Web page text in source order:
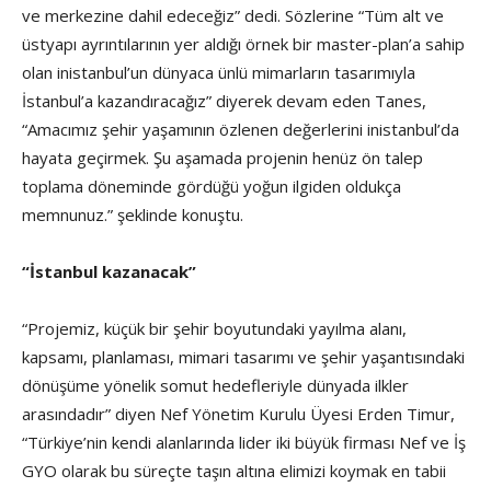
ve merkezine dahil edeceğiz” dedi. Sözlerine “Tüm alt ve
üstyapı ayrıntılarının yer aldığı örnek bir master-plan’a sahip
olan inistanbul’un dünyaca ünlü mimarların tasarımıyla
İstanbul’a kazandıracağız” diyerek devam eden Tanes,
“Amacımız şehir yaşamının özlenen değerlerini inistanbul’da
hayata geçirmek. Şu aşamada projenin henüz ön talep
toplama döneminde gördüğü yoğun ilgiden oldukça
memnunuz.” şeklinde konuştu.
“İstanbul kazanacak”
“Projemiz, küçük bir şehir boyutundaki yayılma alanı,
kapsamı, planlaması, mimari tasarımı ve şehir yaşantısındaki
dönüşüme yönelik somut hedefleriyle dünyada ilkler
arasındadır” diyen Nef Yönetim Kurulu Üyesi Erden Timur,
“Türkiye’nin kendi alanlarında lider iki büyük firması Nef ve İş
GYO olarak bu süreçte taşın altına elimizi koymak en tabii